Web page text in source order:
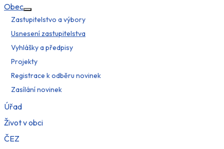
Obec
Více o: Obec
Zastupitelstvo a výbory
Usnesení zastupitelstva
Vyhlášky a předpisy
Projekty
Registrace k odběru novinek
Zasílání novinek
Úřad
Život v obci
ČEZ